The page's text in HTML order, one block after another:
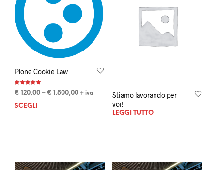
Plone Cookie Law
Valutato
5.00
€ 120,00 – € 1.500,00 + iva
SCEGLI
Stiamo lavorando per
voi!
LEGGI TUTTO